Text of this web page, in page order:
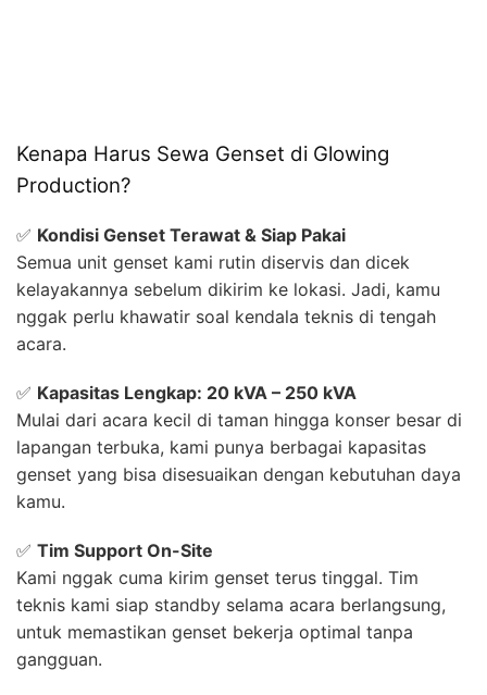
Kenapa Harus Sewa Genset di Glowing
Production?
✅ Kondisi Genset Terawat & Siap Pakai
Semua unit genset kami rutin diservis dan dicek
kelayakannya sebelum dikirim ke lokasi. Jadi, kamu
nggak perlu khawatir soal kendala teknis di tengah
acara.
✅ Kapasitas Lengkap: 20 kVA – 250 kVA
Mulai dari acara kecil di taman hingga konser besar di
lapangan terbuka, kami punya berbagai kapasitas
genset yang bisa disesuaikan dengan kebutuhan daya
kamu.
✅ Tim Support On-Site
Kami nggak cuma kirim genset terus tinggal. Tim
teknis kami siap standby selama acara berlangsung,
untuk memastikan genset bekerja optimal tanpa
gangguan.